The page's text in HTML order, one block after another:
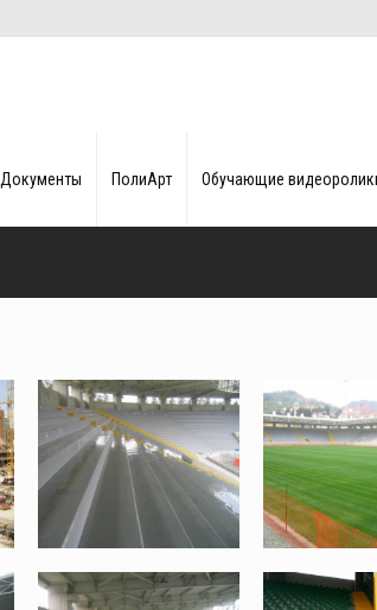
Документы ПолиАрт Обучающие